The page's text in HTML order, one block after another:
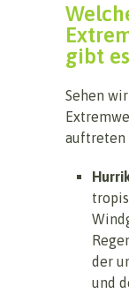
gibt
Sehen
auftreten
der
und